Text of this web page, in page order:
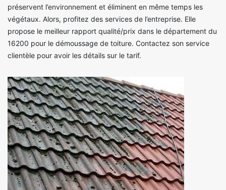
préservent l’environnement et éliminent en même temps les
végétaux. Alors, profitez des services de l’entreprise. Elle
propose le meilleur rapport qualité/prix dans le département du
16200 pour le démoussage de toiture. Contactez son service
clientèle pour avoir les détails sur le tarif.